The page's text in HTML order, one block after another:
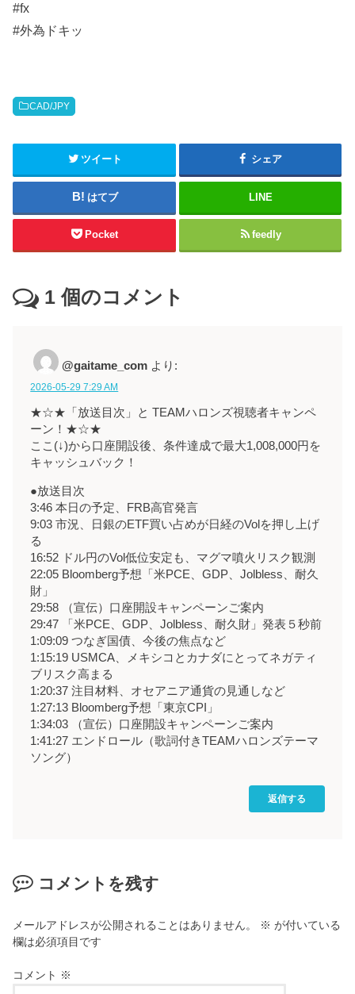
#fx
#外為ドキッ
CAD/JPY
ツイート シェア
はてブ LINE
Pocket feedly
1 個のコメント
@gaitame_com より:
2026-05-29 7:29 AM
★☆★「放送目次」と TEAMハロンズ視聴者キャンペ
ーン！★☆★
ここ(↓)から口座開設後、条件達成で最大1,008,000円を
キャッシュバック！
●放送目次
3:46 本日の予定、FRB高官発言
9:03 市況、日銀のETF買い占めが日経のVolを押し上げ
る
16:52 ドル円のVol低位安定も、マグマ噴火リスク観測
22:05 Bloomberg予想「米PCE、GDP、Jolbless、耐久
財」
29:58 （宣伝）口座開設キャンペーンご案内
29:47 「米PCE、GDP、Jolbless、耐久財」発表５秒前
1:09:09 つなぎ国債、今後の焦点など
1:15:19 USMCA、メキシコとカナダにとってネガティ
ブリスク高まる
1:20:37 注目材料、オセアニア通貨の見通しなど
1:27:13 Bloomberg予想「東京CPI」
1:34:03 （宣伝）口座開設キャンペーンご案内
1:41:27 エンドロール（歌詞付きTEAMハロンズテーマ
ソング）
返信する
コメントを残す
メールアドレスが公開されることはありません。 ※ が付いている
欄は必須項目です
コメント ※